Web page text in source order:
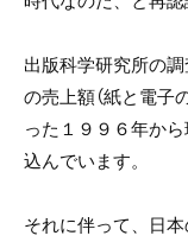
出版科学研究所の
の売上額（紙と電子
った１９９６年か
込んでいます。
それに伴って、日